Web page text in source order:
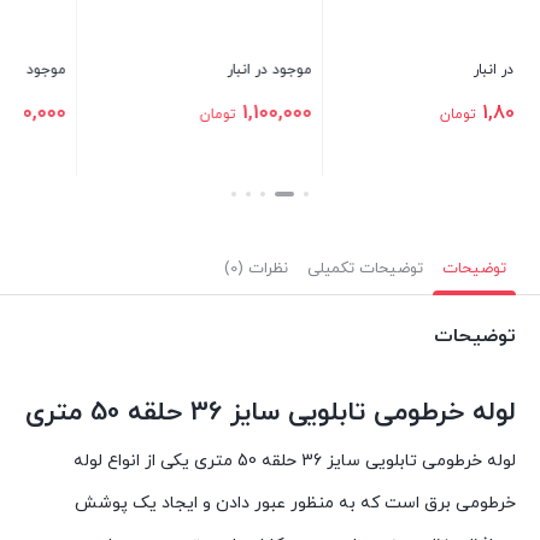
موجود در انبار
1,100,000
موجود در انبار
1,100,000
بستن
توضیحات توضیحات تکمیلی نظرات (0)
توضیحات
لوله خرطومی تابلویی سایز 36 حلقه 50 متری
لوله خرطومی تابلویی سایز 36 حلقه 50 متری یکی از انواع لوله
خرطومی برق است که به منظور عبور دادن و ایجاد یک پوشش